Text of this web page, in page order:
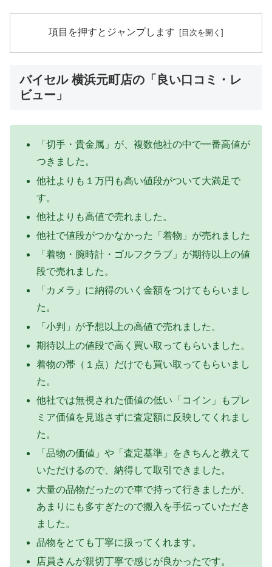
項目を押すとジャンプします
バイセル 横浜元町店の「良い口コミ・レ
ビュー」
「切手・貴金属」が、複数他社の中で一番高値が
つきました。
他社よりも１万円も高い値段がついて大満足で
す。
他社よりも高値で売れました。
他社で値段がつかなかった「着物」が売れました
「着物・腕時計・ゴルフクラブ」が期待以上の値
段で売れました。
「カメラ」に納得のいく金額をつけてもらいまし
た。
「小判」が予想以上の高値で売れました。
期待以上の値段で高く買い取ってもらいました。
着物の帯（１点）だけでも買い取ってもらいまし
た。
他社では無視された価値の低い「コイン」もプレ
ミア価値を見逃さずに査定額に反映してくれまし
た。
「品物の価値」や「査定基準」をきちんと教えて
いただけるので、納得して取引できました。
大量の品物だったので車で持って行きましたが、
あまりにも多すぎたので搬入を手伝っていただき
ました。
品物をとても丁寧に扱ってくれます。
店員さんが親切丁寧で感じが良かったです。